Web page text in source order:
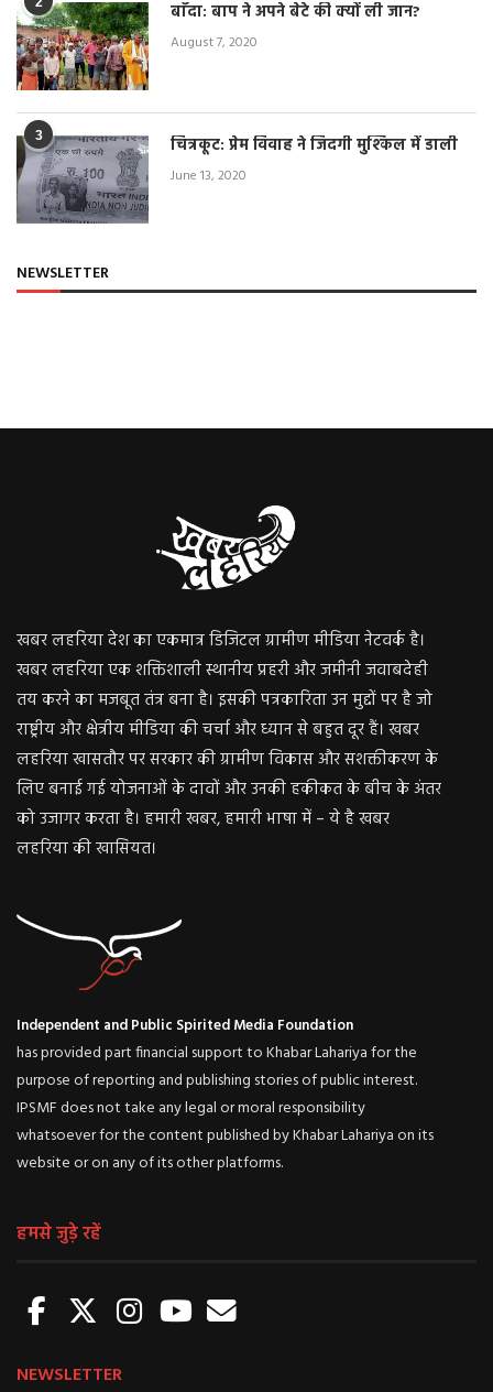
बाँदा: बाप ने अपने बेटे की क्यों ली जान?
August 7, 2020
3 चित्रकूट: प्रेम विवाह ने जिंदगी मुश्किल में डाली
June 13, 2020
NEWSLETTER
खबर लहरिया देश का एकमात्र डिजिटल ग्रामीण मीडिया नेटवर्क है।
खबर लहरिया एक शक्तिशाली स्थानीय प्रहरी और जमीनी जवाबदेही
तय करने का मजबूत तंत्र बना है। इसकी पत्रकारिता उन मुद्दों पर है जो
राष्ट्रीय और क्षेत्रीय मीडिया की चर्चा और ध्यान से बहुत दूर हैं। खबर
लहरिया खासतौर पर सरकार की ग्रामीण विकास और सशक्तीकरण के
लिए बनाई गई योजनाओं के दावों और उनकी हकीकत के बीच के अंतर
को उजागर करता है। हमारी खबर, हमारी भाषा में – ये है खबर
लहरिया की खासियत।
Independent and Public Spirited Media Foundation
has provided part financial support to Khabar Lahariya for the
purpose of reporting and publishing stories of public interest.
IPSMF does not take any legal or moral responsibility
whatsoever for the content published by Khabar Lahariya on its
website or on any of its other platforms.
हमसे जुड़े रहें
NEWSLETTER